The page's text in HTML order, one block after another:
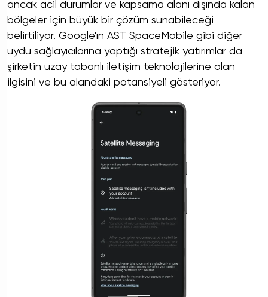
ancak acil durumlar ve kapsama alanı dışında kalan
bölgeler için büyük bir çözüm sunabileceği
belirtiliyor. Google'ın AST SpaceMobile gibi diğer
uydu sağlayıcılarına yaptığı stratejik yatırımlar da
şirketin uzay tabanlı iletişim teknolojilerine olan
ilgisini ve bu alandaki potansiyeli gösteriyor.